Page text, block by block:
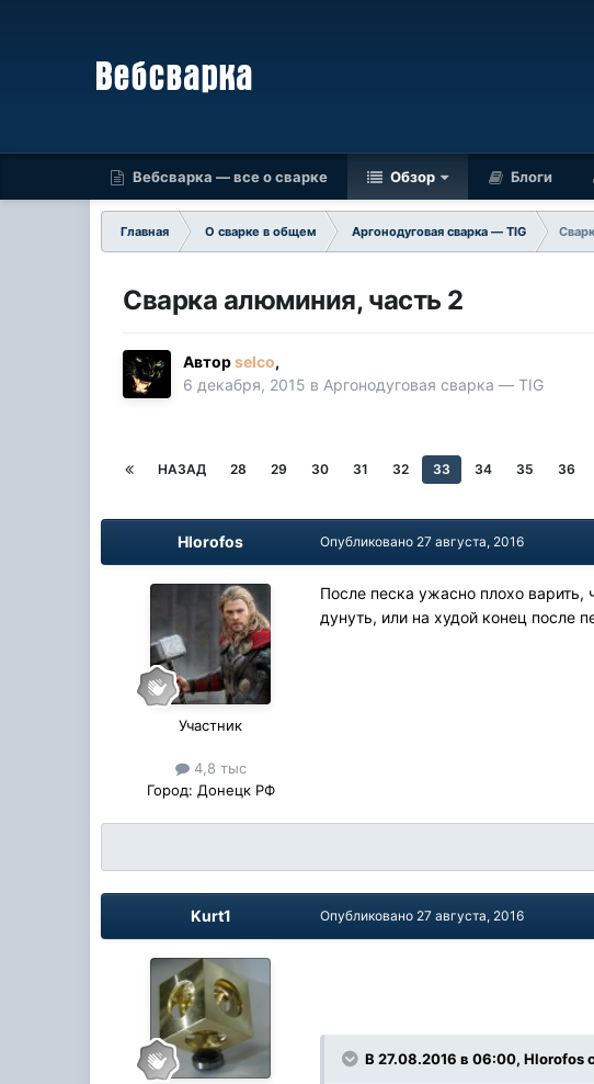
Вебсварка — все о сварке Обзор Блоги
Главная О сварке в общем Аргонодуговая сварка — TIG
Сварка алюминия, часть 2
Авторselco,
6 декабря, 2015 в Аргонодуговая сварка — TIG
НАЗАД 28 29 30 31 32 33 34 35 36
Hlorofos
Участник
4,8 тыс
Город: Донецк РФ
Опубликовано 27 августа, 2016
После песка ужасно плохо
дунуть, или на худой конец после
Kurt1 Опубликовано 27 августа, 2016
В 27.08.2016 в 06:00, Hlorofos